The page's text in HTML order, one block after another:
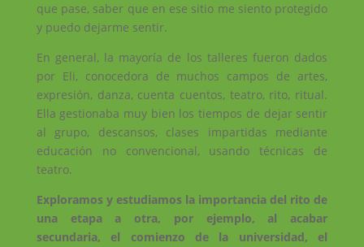
que pase, saber que en ese sitio me siento protegido
y puedo dejarme sentir.
En general, la mayoría de los talleres fueron dados
por Eli, conocedora de muchos campos de artes,
expresión, danza, cuenta cuentos, teatro, rito, ritual.
Ella gestionaba muy bien los tiempos de dejar sentir
al grupo, descansos, clases impartidas mediante
educación no convencional, usando técnicas de
teatro.
Exploramos y estudiamos la importancia del rito de
una etapa a otra, por ejemplo, al acabar
secundaria, el comienzo de la universidad, el